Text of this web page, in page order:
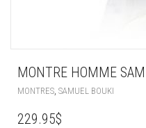
MONTRE HOMME
MONTRES SAMUEL BOUKI
229.95$